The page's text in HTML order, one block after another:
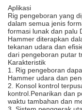
Aplikasi
Rig pengeboran yang
dalam semua jenis
formasi lunak dan palu
Hammer diterapkan
tekanan udara dan
dari pengeboran putar
Karakteristik
1. Rig pengeboran
Hammer udara dan
2. Konsol kontrol
kontrol.Penarikan dan
waktu tambahan dan